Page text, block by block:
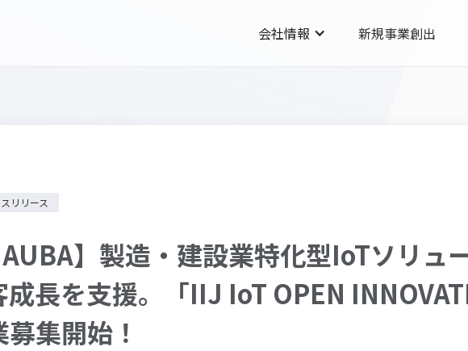
会社情報 新規事業創出
リリース
】製造・建設業特化型IoTソリュ
成長を支援。「IIJ IoT OPEN
集開始！